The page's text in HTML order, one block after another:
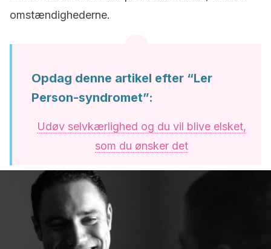
omstændighederne.
Opdag denne artikel efter “Ler
Person-syndromet”:
Udøv selvkærlighed og du vil blive elsket,
som du ønsker det